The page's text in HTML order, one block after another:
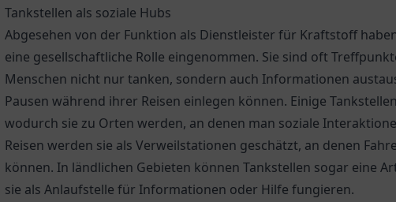
Tankstellen als soziale Hubs
Abgesehen von der Funktion als Dienstleister für Kraftstoff
eine gesellschaftliche Rolle eingenommen. Sie sind oft
Menschen nicht nur tanken, sondern auch Informationen
Pausen während ihrer Reisen einlegen können. Einige
wodurch sie zu Orten werden, an denen man soziale
Reisen werden sie als Verweilstationen geschätzt, an denen
können. In ländlichen Gebieten können Tankstellen sogar eine
sie als Anlaufstelle für Informationen oder Hilfe fungieren.